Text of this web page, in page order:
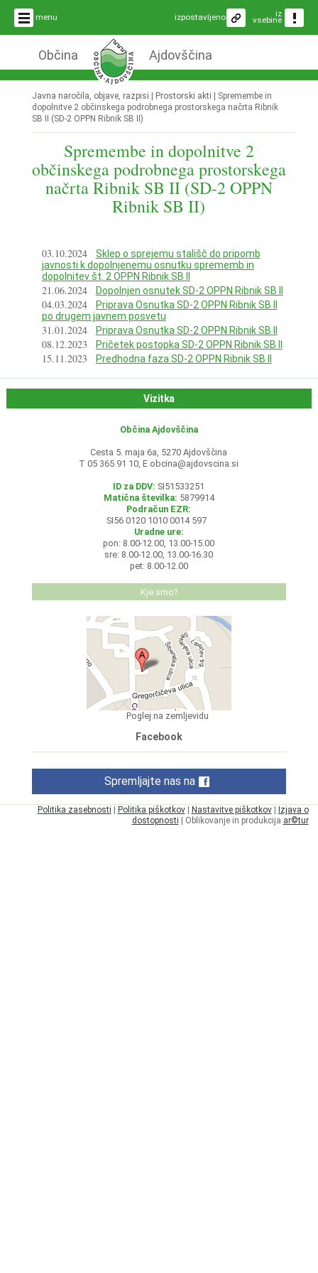
menu iz
vsebine
izpostavljeno
Občina Ajdovščina
Javna naročila, objave, razpisi | Prostorski akti | Spremembe in
dopolnitve 2 občinskega podrobnega prostorskega načrta Ribnik
SB II (SD-2 OPPN Ribnik SB II)
Spremembe in dopolnitve 2
občinskega podrobnega prostorskega
načrta Ribnik SB II (SD-2 OPPN
Ribnik SB II)
03.10.2024
Sklep o sprejemu stališč do pripomb
javnosti k dopolnjenemu osnutku sprememb in
dopolnitev št. 2 OPPN Ribnik SB II
21.06.2024 Dopolnjen osnutek SD-2 OPPN Ribnik SB II
04.03.2024
Priprava Osnutka SD-2 OPPN Ribnik SB II
po drugem javnem posvetu
31.01.2024 Priprava Osnutka SD-2 OPPN Ribnik SB II
08.12.2023 Pričetek postopka SD-2 OPPN Ribnik SB II
15.11.2023 Predhodna faza SD-2 OPPN Ribnik SB II
Vizitka
Občina Ajdovščina
Cesta 5. maja 6a, 5270 Ajdovščina
T 05 365 91 10, E obcina@ajdovscina.si
ID za DDV: SI51533251
Matična številka: 5879914
Podračun EZR:
SI56 0120 1010 0014 597
Uradne ure:
pon: 8.00-12.00, 13.00-15.00
sre: 8.00-12.00, 13.00-16.30
pet: 8.00-12.00
Kje smo?
Poglej na zemljevidu
Facebook
Spremljajte nas na
Politika zasebnosti | Politika piškotkov| Nastavitve piškotkov| Izjava o
dostopnosti | Oblikovanje in produkcija ar©tur